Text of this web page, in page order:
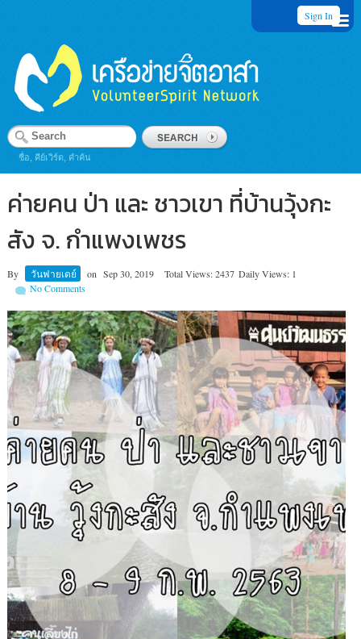
Sign In
ชื่อ, คีย์เวิร์ด, คำค้น
ค่ายคน ป่า และ ชาวเขา ที่บ้านวุ้งกะ
สัง จ. กำแพงเพชร
By วันฟายเดย์ on Sep 30, 2019 Total Views: 2437 Daily Views: 1
No Comments